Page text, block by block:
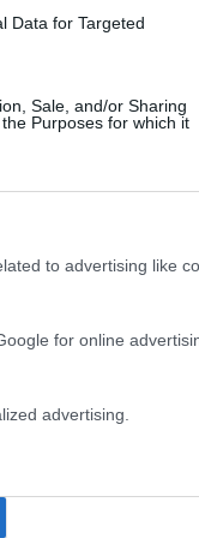
Data for Targeted
Sale, and/or Sharing
Purposes for which it
to advertising like
for online
advertising.
3D, η
καθοδήγηση για
στον